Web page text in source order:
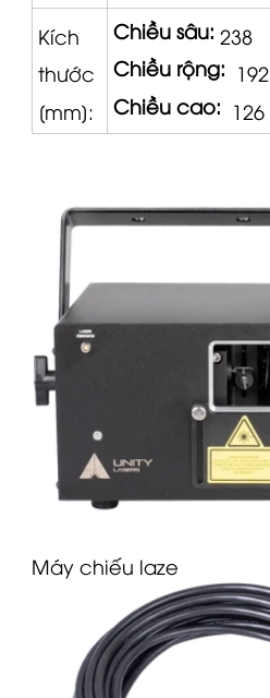
Kích
thước
[mm]:
Chiều sâu: 238
Chiều rộng: 192
Chiều cao: 126
Máy chiếu laze